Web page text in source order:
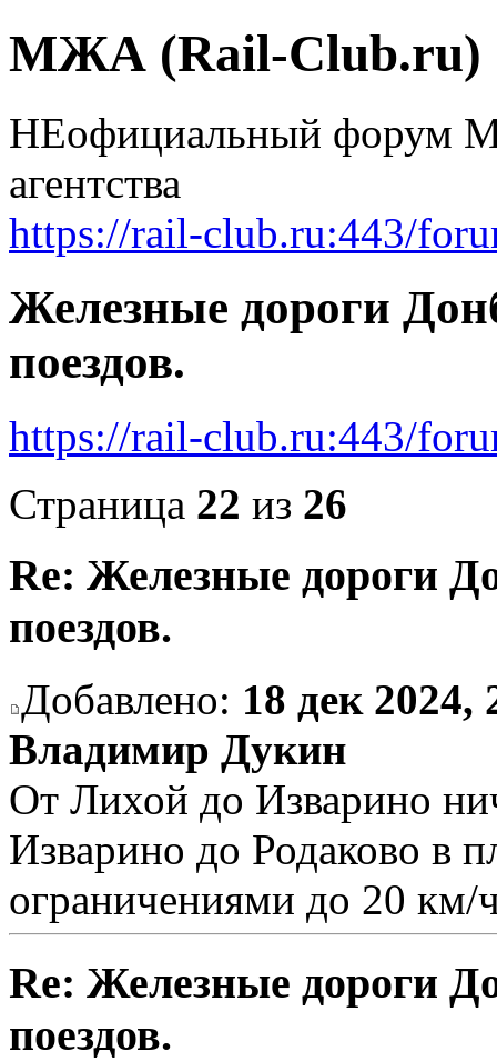
МЖА (Rail-Club.ru)
НЕофициальный форум
агентства
https://rail-club.ru:443/
Железные дороги
поездов.
https://rail-club.ru:443/
Страница 22 из 26
Re: Железные дороги
поездов.
Добавлено: 18 дек 2024,
Владимир Дукин
От Лихой до Изварино
Изварино до Родаково в
ограничениями до 20 км/
Re: Железные дороги
поездов.